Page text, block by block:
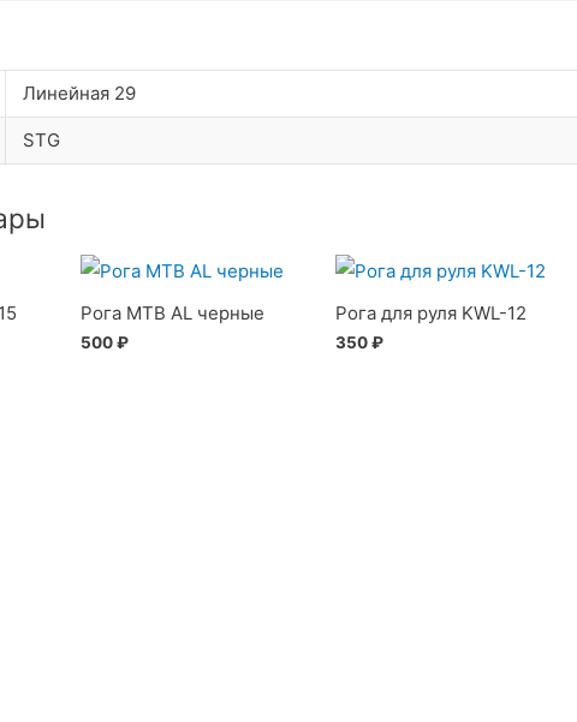
Линейная 29
STG
Рога MTB AL черные
500₽
Рога для руля KWL-12
350₽